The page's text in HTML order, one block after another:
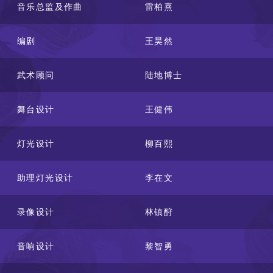
音乐总监及作曲 雷柏熹
编剧 王昊然
武术顾问 陆地博士
舞台设计 王健伟
灯光设计 柳百熙
助理灯光设计 李在文
录像设计 林镇酧
音响设计 黎智勇